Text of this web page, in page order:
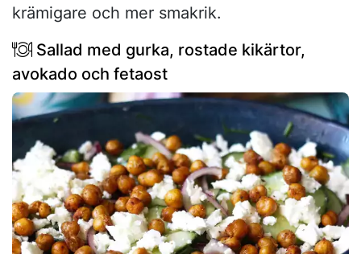
krämigare och mer smakrik.
Sallad med gurka, rostade kikärtor,
avokado och fetaost